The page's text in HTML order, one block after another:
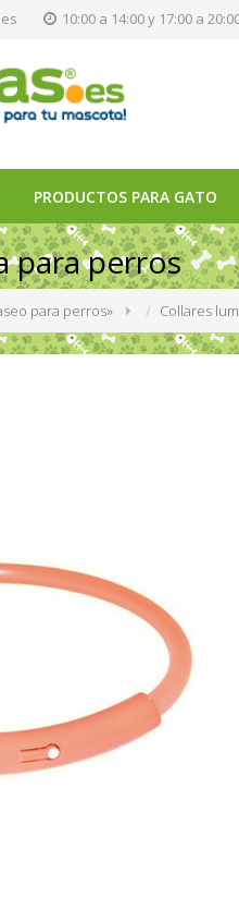
10:00 a 14:00 y 17:00 a
PRODUCTOS PARA GATO
para perros
para perros» Collares